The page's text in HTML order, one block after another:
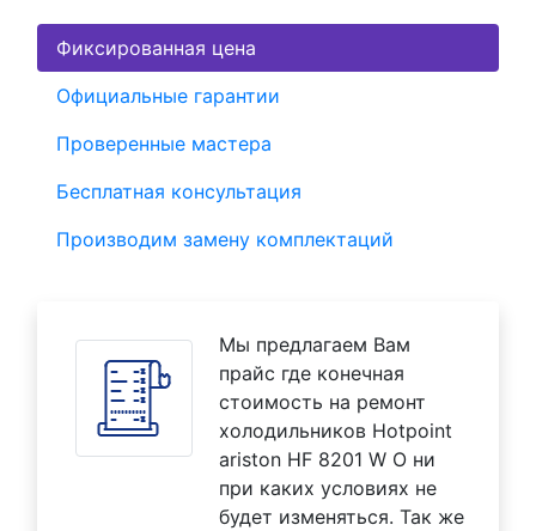
Фиксированная цена
Официальные гарантии
Проверенные мастера
Бесплатная консультация
Производим замену комплектаций
Мы предлагаем Вам
прайс где конечная
стоимость на ремонт
холодильников Hotpoint
ariston HF 8201 W O ни
при каких условиях не
будет изменяться. Так же